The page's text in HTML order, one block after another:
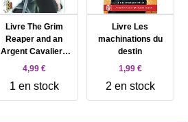
Livre The Grim
Reaper and an
Argent Cavalier -
Tome 2
4,99 €
1 en stock
Livre Les
machinations du
destin
1,99 €
2 en stock